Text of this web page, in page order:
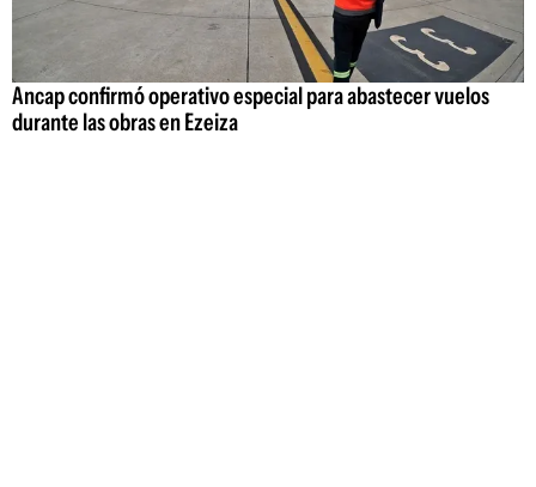
Ancap confirmó operativo especial para abastecer vuelos
durante las obras en Ezeiza